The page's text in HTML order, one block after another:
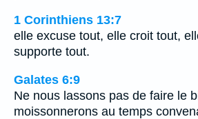
1 Corinthiens 13:7
elle excuse tout, elle croit tout,
supporte tout.
Galates 6:9
Ne nous lassons pas de faire le
moissonnerons au temps